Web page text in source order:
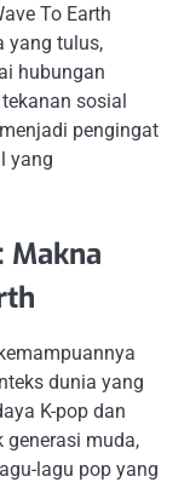
To Earth
yang tulus,
hubungan
sosial
pengingat
yang
Makna
dunia yang
K-pop dan
generasi muda,
lagu pop yang